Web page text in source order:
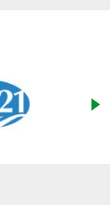
児童労働のない
権利が守られた